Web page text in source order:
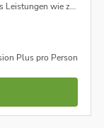
Eselpark, Wassererlebnispark, Eintritt in 2 Freibäder uvm.
Plus pro Person